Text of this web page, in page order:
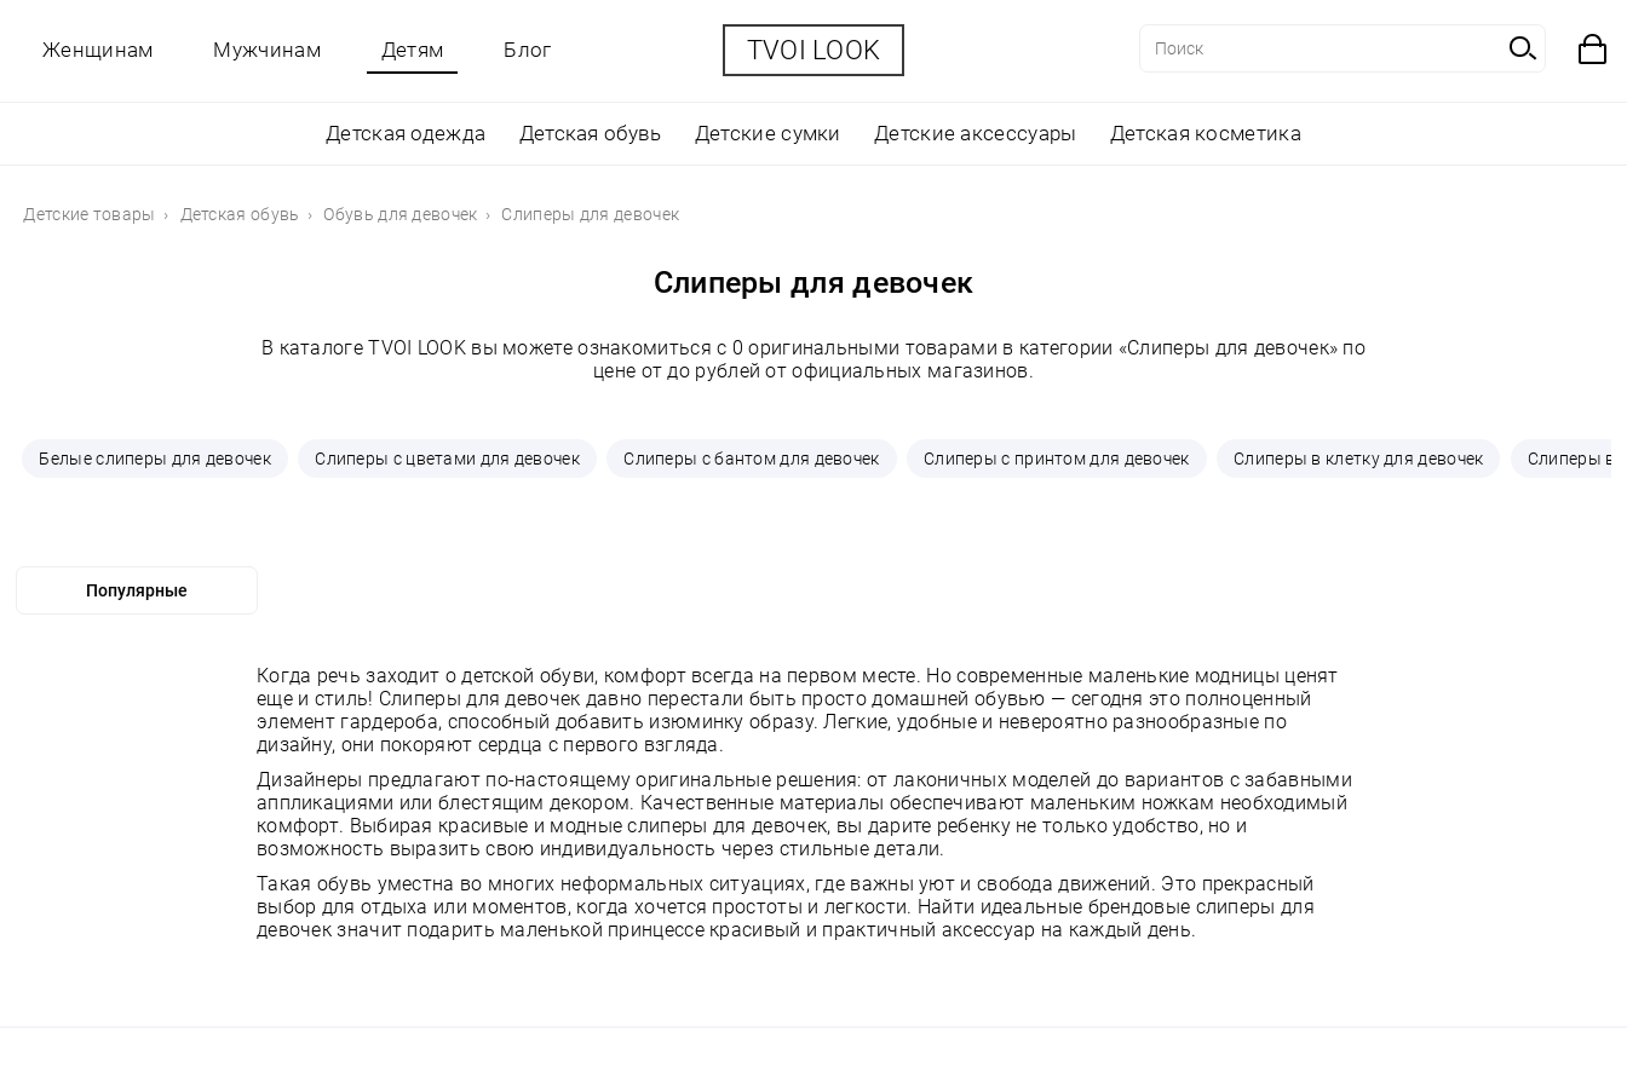
Женщинам Мужчинам Детям
Детская одежда Детская обувь Детские сумки Детские аксессуары Детская косметика
Блог TVOI LOOK
Детские товары Детская обувь Обувь для девочек Слиперы для девочек
Слиперы для девочек
В каталоге TVOI LOOK вы можете ознакомиться с 0 оригинальными товарами в категории «Слиперы для девочек» по
цене от до рублей от официальных магазинов.
Белые слиперы для девочек Слиперы с цветами для девочек Слиперы с бантом для девочек Слиперы с принтом для девочек Слиперы в клетку для девочек Слиперы в
Когда речь заходит о детской обуви, комфорт всегда на первом месте. Но современные маленькие модницы ценят
еще и стиль! Слиперы для девочек давно перестали быть просто домашней обувью — сегодня это полноценный
элемент гардероба, способный добавить изюминку образу. Легкие, удобные и невероятно разнообразные по
дизайну, они покоряют сердца с первого взгляда.
Дизайнеры предлагают по-настоящему оригинальные решения: от лаконичных моделей до вариантов с забавными
аппликациями или блестящим декором. Качественные материалы обеспечивают маленьким ножкам необходимый
комфорт. Выбирая красивые и модные слиперы для девочек, вы дарите ребенку не только удобство, но и
возможность выразить свою индивидуальность через стильные детали.
Такая обувь уместна во многих неформальных ситуациях, где важны уют и свобода движений. Это прекрасный
выбор для отдыха или моментов, когда хочется простоты и легкости. Найти идеальные брендовые слиперы для
девочек значит подарить маленькой принцессе красивый и практичный аксессуар на каждый день.